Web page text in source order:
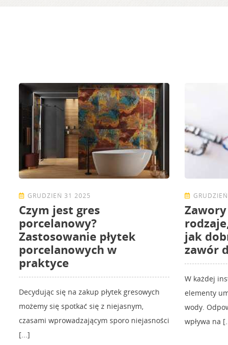
GRUDZIEŃ 31 2025
Czym jest gres
porcelanowy?
Zastosowanie płytek
porcelanowych w
praktyce
Decydując się na zakup płytek gresowych
możemy się spotkać się z niejasnym,
czasami wprowadzającym sporo niejasności
[...]
jak
zawór
W każdej
elementy
wody.
wpływa na